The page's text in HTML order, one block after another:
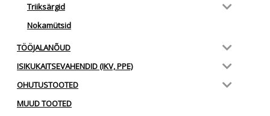
Triiksärgid
Nokamütsid
TÖÖJALANÕUD
ISIKUKAITSEVAHENDID (IKV, PPE)
OHUTUSTOOTED
MUUD TOOTED